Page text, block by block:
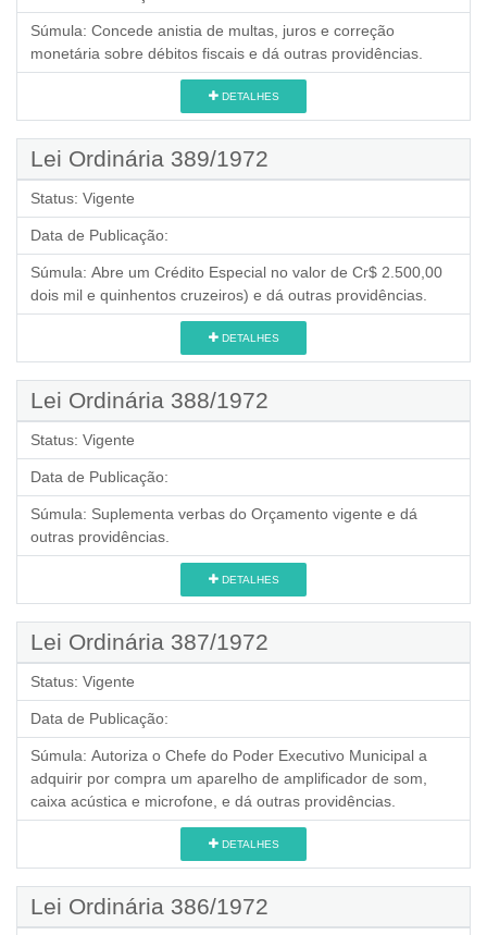
Súmula: Concede anistia de multas, juros e correção
monetária sobre débitos fiscais e dá outras providências.
DETALHES
Lei Ordinária 389/1972
Status: Vigente
Data de Publicação:
Súmula: Abre um Crédito Especial no valor de Cr$ 2.500,00
dois mil e quinhentos cruzeiros) e dá outras providências.
DETALHES
Lei Ordinária 388/1972
Status: Vigente
Data de Publicação:
Súmula: Suplementa verbas do Orçamento vigente e dá
outras providências.
DETALHES
Lei Ordinária 387/1972
Status: Vigente
Data de Publicação:
Súmula: Autoriza o Chefe do Poder Executivo Municipal a
adquirir por compra um aparelho de amplificador de som,
caixa acústica e microfone, e dá outras providências.
DETALHES
Lei Ordinária 386/1972